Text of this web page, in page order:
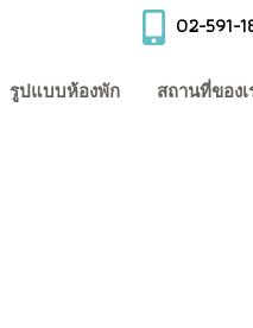
02-591-
รูปแบบห้องพัก สถานที่ของเ